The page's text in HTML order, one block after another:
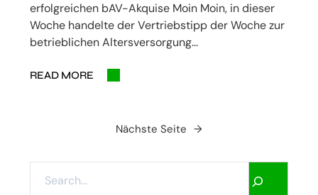
erfolgreichen bAV-Akquise Moin Moin, in dieser
Woche handelte der Vertriebstipp der Woche zur
betrieblichen Altersversorgung…
READ MORE
Nächste Seite →